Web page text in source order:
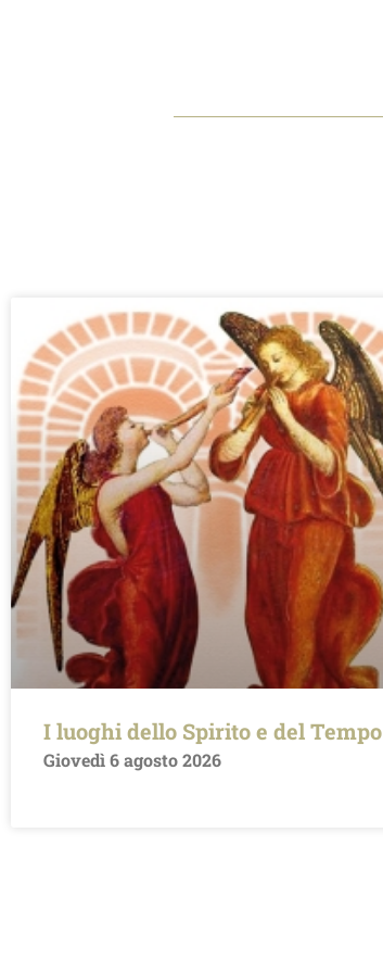
I luoghi dello Spirito e del Tempo
Giovedì 6 agosto 2026